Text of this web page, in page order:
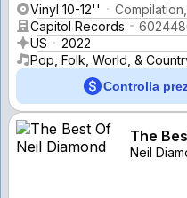
Vinyl 10-12''
Capitol Records
US
2022
Pop, Folk, World, &
Controlla
The
Neil